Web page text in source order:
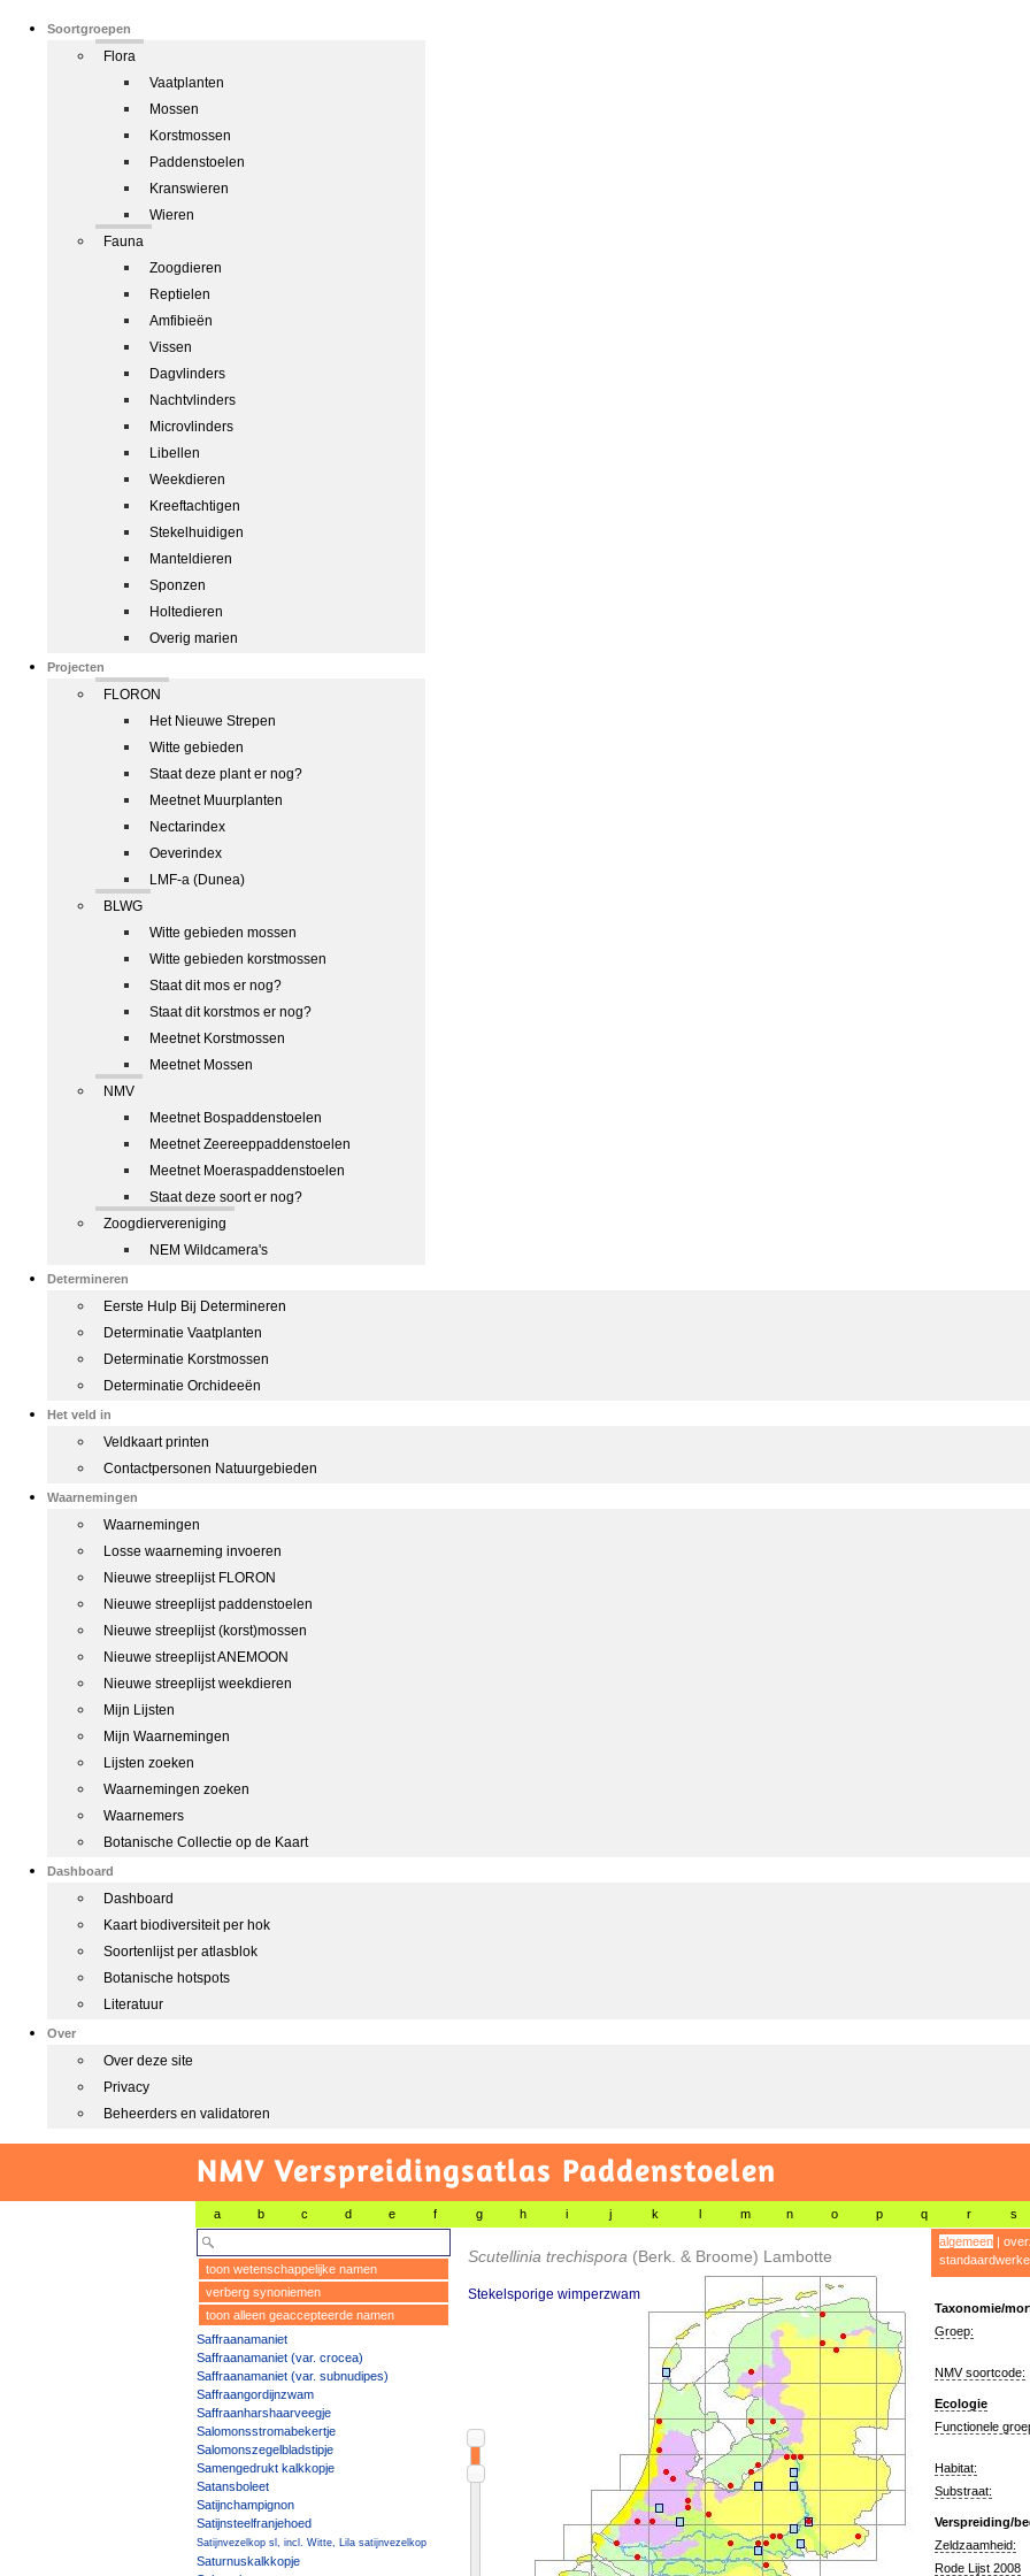
Soortgroepen
Flora
Vaatplanten
Mossen
Korstmossen
Paddenstoelen
Kranswieren
Wieren
Fauna
Zoogdieren
Reptielen
Amfibieën
Vissen
Dagvlinders
Nachtvlinders
Microvlinders
Libellen
Weekdieren
Kreeftachtigen
Stekelhuidigen
Manteldieren
Sponzen
Holtedieren
Overig marien
Projecten
FLORON
Het Nieuwe Strepen
Witte gebieden
Staat deze plant er nog?
Meetnet Muurplanten
Nectarindex
Oeverindex
LMF-a (Dunea)
BLWG
Witte gebieden mossen
Witte gebieden korstmossen
Staat dit mos er nog?
Staat dit korstmos er nog?
Meetnet Korstmossen
Meetnet Mossen
NMV
Meetnet Bospaddenstoelen
Meetnet Zeereeppaddenstoelen
Meetnet Moeraspaddenstoelen
Staat deze soort er nog?
Zoogdiervereniging
NEM Wildcamera's
Determineren
Eerste Hulp Bij Determineren
Determinatie Vaatplanten
Determinatie Korstmossen
Determinatie Orchideeën
Het veld in
Veldkaart printen
Contactpersonen Natuurgebieden
Waarnemingen
Waarnemingen
Losse waarneming invoeren
Nieuwe streeplijst FLORON
Nieuwe streeplijst paddenstoelen
Nieuwe streeplijst (korst)mossen
Nieuwe streeplijst ANEMOON
Nieuwe streeplijst weekdieren
Mijn Lijsten
Mijn Waarnemingen
Lijsten zoeken
Waarnemingen zoeken
Waarnemers
Botanische Collectie op de Kaart
Dashboard
Dashboard
Kaart biodiversiteit per hok
Soortenlijst per atlasblok
Botanische hotspots
Literatuur
Over
Over deze site
Privacy
Beheerders en validatoren
NMV Verspreidingsatlas Paddenstoelen
a b c d e f g h i j k l m n o p q r s
toon wetenschappelijke namen
verberg synoniemen
toon alleen geaccepteerde namen
Saffraanamaniet
Saffraanamaniet (var. crocea)
Saffraanamaniet (var. subnudipes)
Saffraangordijnzwam
Saffraanharshaarveegje
Salomonsstromabekertje
Salomonszegelbladstipje
Samengedrukt kalkkopje
Satansboleet
Satijnchampignon
Satijnsteelfranjehoed
Satijnvezelkop sl, incl. Witte, Lila satijnvezelkop
Saturnuskalkkopje
Scutellinia trechispora (Berk. & Broome) Lambotte
Stekelsporige wimperzwam
algemeen|
Taxonomie/
Groep:
NMV soortcode:
Ecologie
Functionele
Habitat:
Substraat:
Verspreiding/
Zeldzaamheid:
Rode Lijst 2008